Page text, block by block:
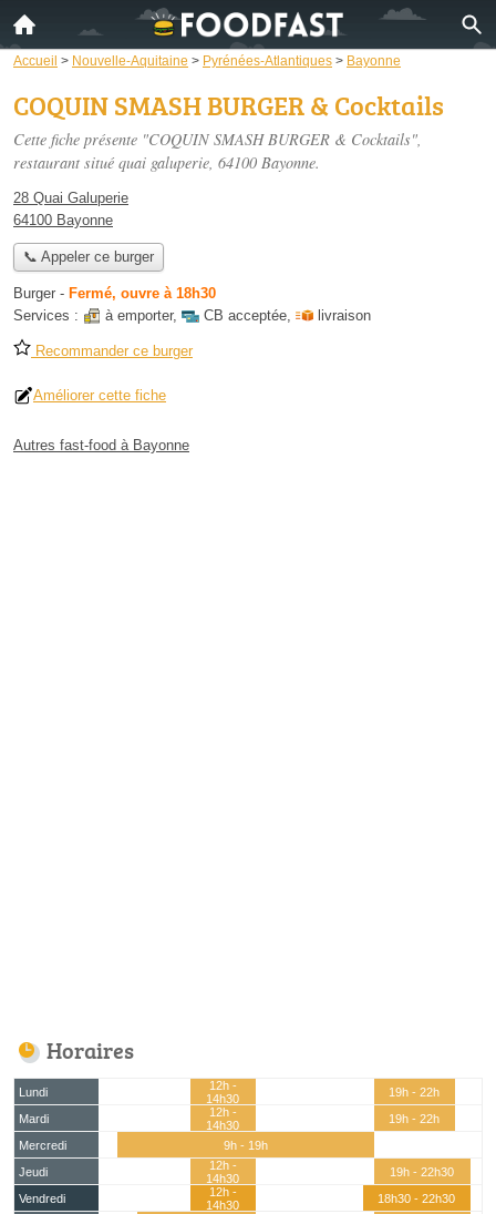
Accueil > Nouvelle-Aquitaine > Pyrénées-Atlantiques > Bayonne
COQUIN SMASH BURGER & Cocktails
Cette fiche présente "COQUIN SMASH BURGER & Cocktails",
restaurant situé quai galuperie, 64100 Bayonne.
28 Quai Galuperie
64100 Bayonne
📞 Appeler ce burger
Burger - Fermé, ouvre à 18h30
Services :
à emporter, CB acceptée, livraison
Recommander ce burger
Améliorer cette fiche
Autres fast-food à Bayonne
Horaires
Lundi
12h -
14h30
19h - 22h
Mardi
12h -
14h30
19h - 22h
Mercredi
9h - 19h
Jeudi
12h -
14h30
19h - 22h30
Vendredi
12h -
14h30
18h30 - 22h30